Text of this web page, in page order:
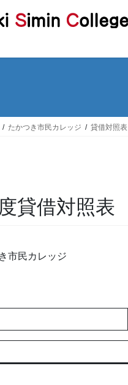
たかつき市民カレッジ 貸借対照表
貸借対照表
市民カレッジ